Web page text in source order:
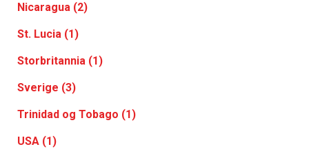
Nicaragua (2)
St. Lucia (1)
Storbritannia (1)
Sverige (3)
Trinidad og Tobago (1)
USA (1)